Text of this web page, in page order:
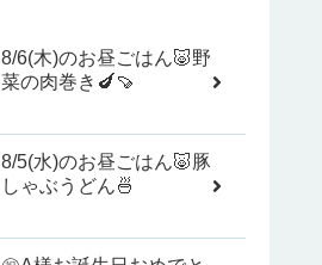
8/6(木)のお昼ごはん🐷野
菜の肉巻き🍆🍠
8/5(水)のお昼ごはん🐷豚
しゃぶうどん🍜